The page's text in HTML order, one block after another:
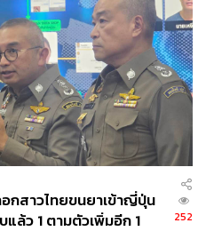
กสาวไทยขนยาเข้าญี่ปุ่น
ล้ว 1 ตามตัวเพิ่มอีก 1
252